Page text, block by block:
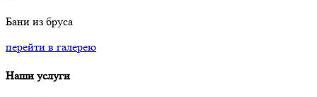
Бани из бруса
перейти в галерею
Наши услуги